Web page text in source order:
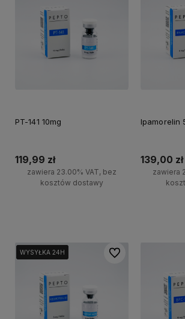
PT-141 10mg
119,99 zł
zawiera 23.00% VAT, bez
kosztów dostawy
Ipamorelin
139,00 zł
zawiera
WYSYŁKA 24H
WYSYŁKA 24H
WYSYŁKA 24H Do ulubionych